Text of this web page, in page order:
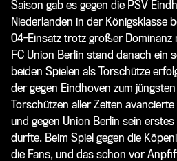
Saison gab es gegen die PSV
Niederlanden in der Königsklasse
04-Einsatz trotz großer Dominanz
FC Union Berlin stand danach ein
beiden Spielen als Torschütze
der gegen Eindhoven zum
Torschützen aller Zeiten avancierte
und gegen Union Berlin sein
durfte. Beim Spiel gegen die
die Fans, und das schon vor